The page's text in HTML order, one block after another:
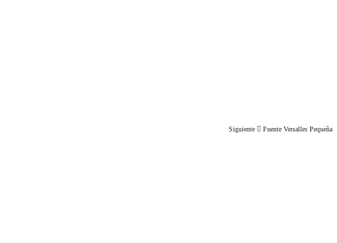
Siguiente Fuente Versalles Pequeña